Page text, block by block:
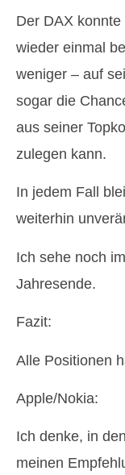
Der DAX
wieder einmal
weniger – auf
sogar die
aus seiner
zulegen kann.
In jedem Fall
weiterhin
Ich sehe noch
Jahresende.
Fazit:
Alle Positionen
Apple/Nokia:
Ich denke, in
meinen